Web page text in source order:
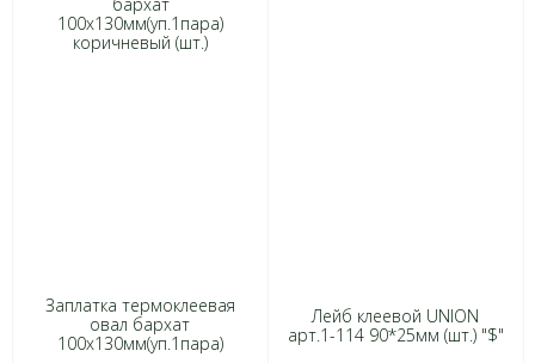
Заплатка термоклеевая
овал бархат
100х130мм(уп.1пара)
Лейб клеевой UNION
арт.1-114 90*25мм (шт.) "$"